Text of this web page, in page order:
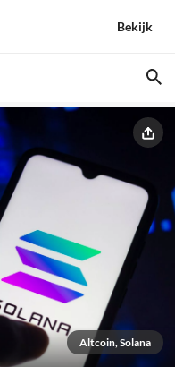
Bekijk
Altcoin, Solana